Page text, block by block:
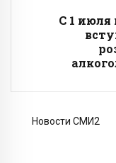
С 1
Новости СМИ2